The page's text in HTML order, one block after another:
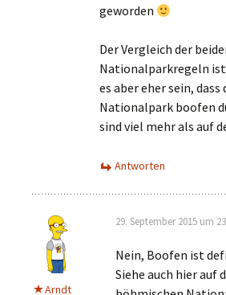
geworden
Der Vergleich der
Nationalparkregeln
es aber eher sein, dass
Nationalpark boofen
sind viel mehr als auf
Antworten
Arndt
29. September 2015 um
Nein, Boofen ist
Siehe auch hier auf